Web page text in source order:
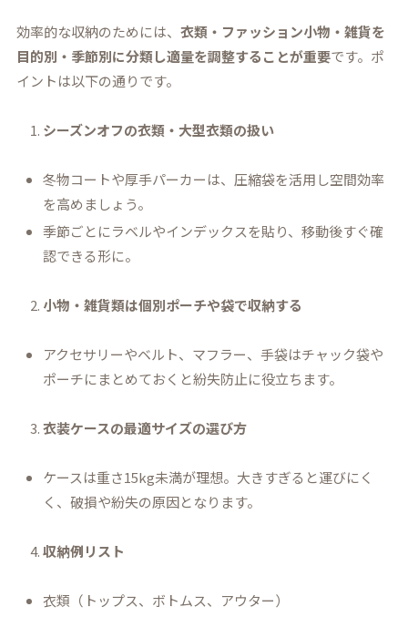
効率的な収納のためには、衣類・ファッション小物・雑貨を
目的別・季節別に分類し適量を調整することが重要です。ポ
イントは以下の通りです。
シーズンオフの衣類・大型衣類の扱い
冬物コートや厚手パーカーは、圧縮袋を活用し空間効率
を高めましょう。
季節ごとにラベルやインデックスを貼り、移動後すぐ確
認できる形に。
小物・雑貨類は個別ポーチや袋で収納する
アクセサリーやベルト、マフラー、手袋はチャック袋や
ポーチにまとめておくと紛失防止に役立ちます。
衣装ケースの最適サイズの選び方
ケースは重さ15kg未満が理想。大きすぎると運びにく
く、破損や紛失の原因となります。
収納例リスト
衣類（トップス、ボトムス、アウター）